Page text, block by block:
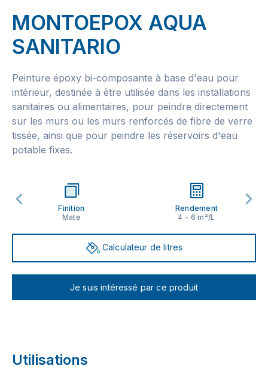
MONTOEPOX AQUA
SANITARIO
Peinture époxy bi-composante à base d'eau pour
intérieur, destinée à être utilisée dans les installations
sanitaires ou alimentaires, pour peindre directement
sur les murs ou les murs renforcés de fibre de verre
tissée, ainsi que pour peindre les réservoirs d'eau
potable fixes.
Finition
Mate
Rendement
4 - 6 m²/L
Calculateur de litres
Je suis intéressé par ce produit
Utilisations